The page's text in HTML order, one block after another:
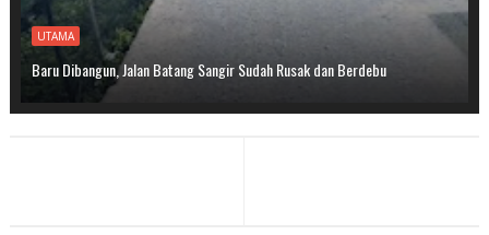
UTAMA
Baru Dibangun, Jalan Batang Sangir Sudah Rusak dan Berdebu